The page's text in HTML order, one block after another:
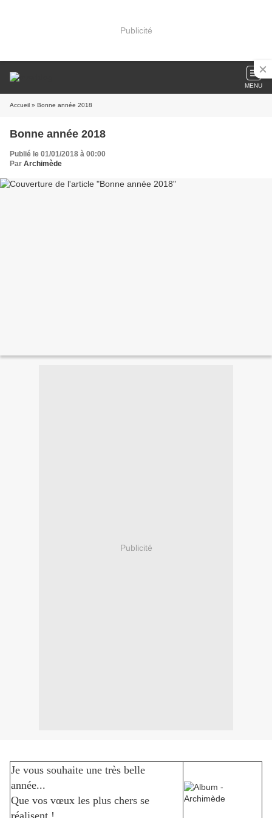
Publicité
MENU
Accueil » Bonne année 2018
Bonne année 2018
Publié le 01/01/2018 à 00:00
Par Archimède
Publicité
Je vous souhaite une très belle
année...
Que vos vœux les plus chers se